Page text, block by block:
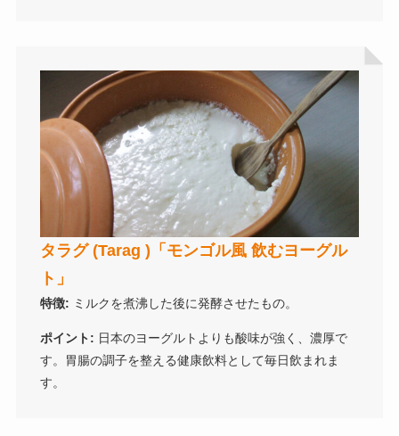
タラグ (Tarag )「モンゴル風 飲むヨーグル
ト」
特徴: ミルクを煮沸した後に発酵させたもの。
ポイント: 日本のヨーグルトよりも酸味が強く、濃厚で
す。胃腸の調子を整える健康飲料として毎日飲まれま
す。